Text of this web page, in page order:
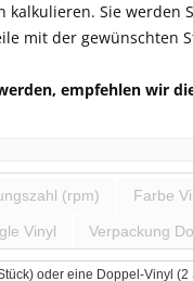
kalkulieren. Sie
mit der
empfehlen wir
(rpm) Farbe
Vinyl Verpackung
oder eine Doppel-Vinyl